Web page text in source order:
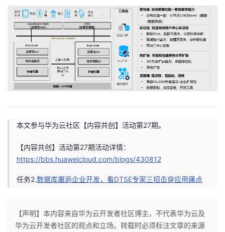
本文参与华为云社区【内容共创】活动第27期。
【内容共创】活动第27期活动详情：
https://bbs.huaweicloud.com/blogs/430812
任务2.数据库邂逅企业开发，看DTSE专家三招击穿应用痛点
【声明】本内容来自华为云开发者社区博主，不代表华为云及
华为云开发者社区的观点和立场。转载时必须标注文章的来源